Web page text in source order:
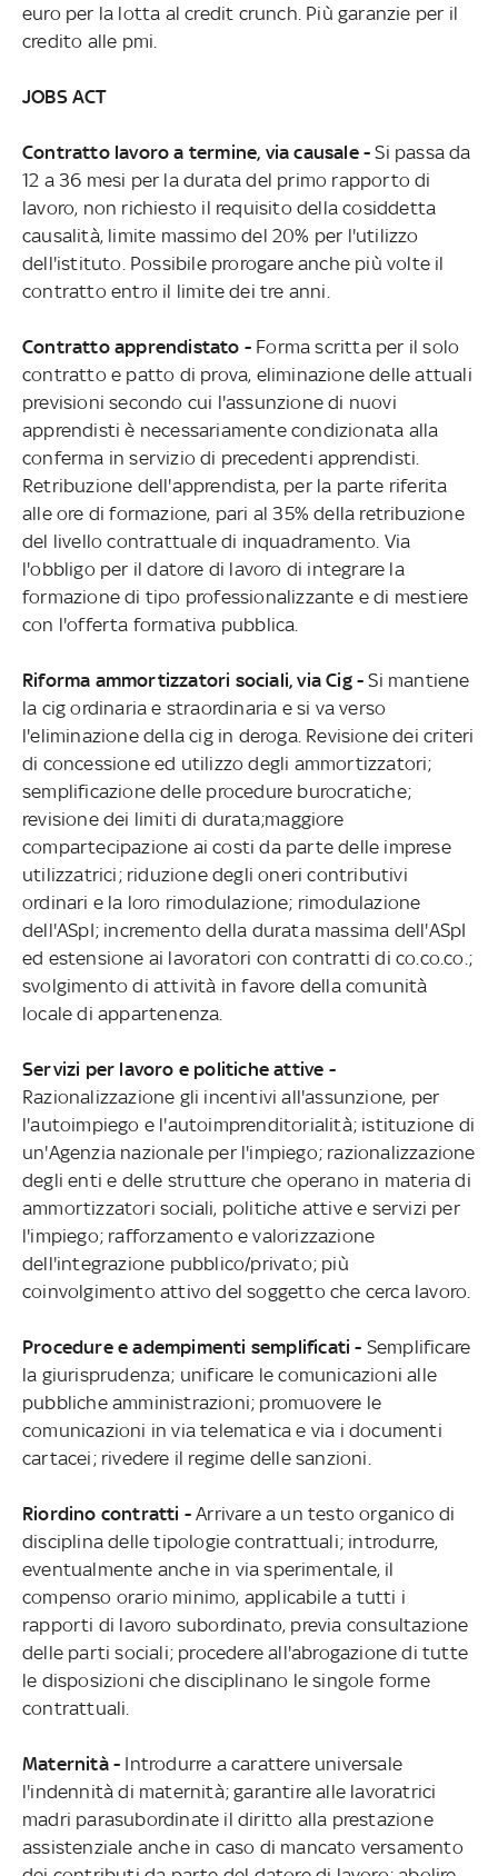
euro per la lotta al credit crunch. Più garanzie per il
credito alle pmi.
JOBS ACT
Contratto lavoro a termine, via causale -Si passa da
12 a 36 mesi per la durata del primo rapporto di
lavoro, non richiesto il requisito della cosiddetta
causalità, limite massimo del 20% per l'utilizzo
dell'istituto. Possibile prorogare anche più volte il
contratto entro il limite dei tre anni.
Contratto apprendistato - Forma scritta per il solo
contratto e patto di prova, eliminazione delle attuali
previsioni secondo cui l'assunzione di nuovi
apprendisti è necessariamente condizionata alla
conferma in servizio di precedenti apprendisti.
Retribuzione dell'apprendista, per la parte riferita
alle ore di formazione, pari al 35% della retribuzione
del livello contrattuale di inquadramento. Via
l'obbligo per il datore di lavoro di integrare la
formazione di tipo professionalizzante e di mestiere
con l'offerta formativa pubblica.
Riforma ammortizzatori sociali, via Cig - Si mantiene
la cig ordinaria e straordinaria e si va verso
l'eliminazione della cig in deroga. Revisione dei criteri
di concessione ed utilizzo degli ammortizzatori;
semplificazione delle procedure burocratiche;
revisione dei limiti di durata;maggiore
compartecipazione ai costi da parte delle imprese
utilizzatrici; riduzione degli oneri contributivi
ordinari e la loro rimodulazione; rimodulazione
dell'ASpI; incremento della durata massima dell'ASpI
ed estensione ai lavoratori con contratti di co.co.co.;
svolgimento di attività in favore della comunità
locale di appartenenza.
Servizi per lavoro e politiche attive -
Razionalizzazione gli incentivi all'assunzione, per
l'autoimpiego e l'autoimprenditorialità; istituzione di
un'Agenzia nazionale per l'impiego; razionalizzazione
degli enti e delle strutture che operano in materia di
ammortizzatori sociali, politiche attive e servizi per
l'impiego; rafforzamento e valorizzazione
dell'integrazione pubblico/privato; più
coinvolgimento attivo del soggetto che cerca lavoro.
Procedure e adempimenti semplificati - Semplificare
la giurisprudenza; unificare le comunicazioni alle
pubbliche amministrazioni; promuovere le
comunicazioni in via telematica e via i documenti
cartacei; rivedere il regime delle sanzioni.
Riordino contratti -Arrivare a un testo organico di
disciplina delle tipologie contrattuali; introdurre,
eventualmente anche in via sperimentale, il
compenso orario minimo, applicabile a tutti i
rapporti di lavoro subordinato, previa consultazione
delle parti sociali; procedere all'abrogazione di tutte
le disposizioni che disciplinano le singole forme
contrattuali.
Maternità - Introdurre a carattere universale
l'indennità di maternità; garantire alle lavoratrici
madri parasubordinate il diritto alla prestazione
assistenziale anche in caso di mancato versamento